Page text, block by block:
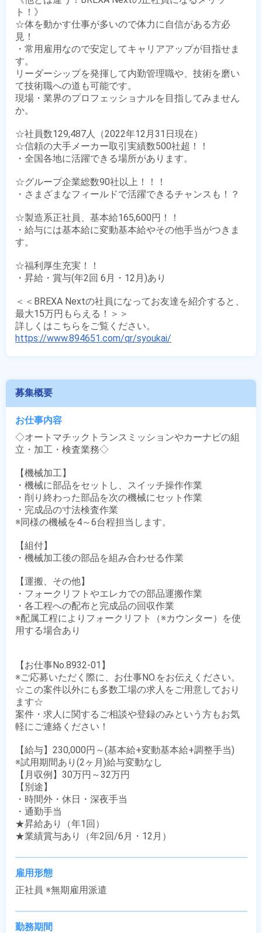
ト！》
☆体を動かす仕事が多いので体力に自信がある方必
見！
・常用雇用なので安定してキャリアアップが目指せま
す。
リーダーシップを発揮して内勤管理職や、技術を磨い
て技術職への道も可能です。
現場・業界のプロフェッショナルを目指してみません
か。
☆社員数129,487人（2022年12月31日現在）
☆信頼の大手メーカー取引実績数500社超！！
・全国各地に活躍できる場所があります。
☆グループ企業総数90社以上！！！
・さまざまなフィールドで活躍できるチャンスも！？
☆製造系正社員、基本給165,600円！！
・給与には基本給に変動基本給やその他手当がつきま
す。
☆福利厚生充実！！
・昇給・賞与(年2回 6月・12月)あり
＜＜BREXA Nextの社員になってお友達を紹介すると、
最大15万円もらえる！＞＞
https://www.894651.com/qr/syoukai/
募集概要
お仕事内容
◇オートマチックトランスミッションやカーナビの組
立・加工・検査業務◇
【機械加工】
・機械に部品をセットし、スイッチ操作作業
・削り終わった部品を次の機械にセット作業
・完成品の寸法検査作業
※同様の機械を4～6台程担当します。
【組付】
・機械加工後の部品を組み合わせる作業
【運搬、その他】
・フォークリフトやエレカでの部品運搬作業
・各工程への配布と完成品の回収作業
※配属工程によりフォークリフト（※カウンター）を使
用する場合あり
【お仕事No.8932-01】
※ご応募いただく際に、お仕事NO.をお伝えください。
☆この案件以外にも多数工場の求人をご用意しており
ます☆
案件・求人に関するご相談や登録のみという方もお気
軽にご連絡ください！
【給与】230,000円～(基本給+変動基本給+調整手当)
※試用期間あり(2ヶ月)給与変動なし
【月収例】30万円～32万円
【別途】
・時間外・休日・深夜手当
・通勤手当
★昇給あり（年1回）
★業績賞与あり（年2回/6月・12月）
雇用形態
正社員 ※無期雇用派遣
勤務期間